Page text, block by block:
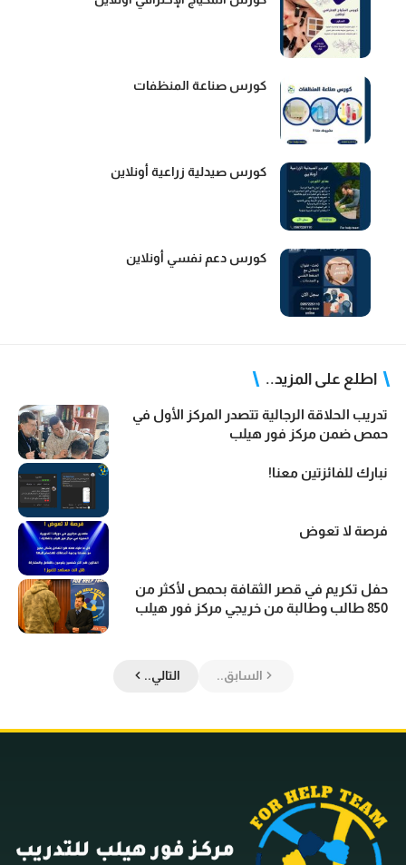
كورس صناعة المنظفات
كورس صيدلية زراعية أونلاين
كورس دعم نفسي أونلاين
اطلع على المزيد..
تدريب الحلاقة الرجالية تتصدر المركز الأول في
حمص ضمن مركز فور هيلب
نبارك للفائزتين معنا!
فرصة لا تعوض
حفل تكريم في قصر الثقافة بحمص لأكثر من
850 طالب وطالبة من خريجي مركز فور هيلب
السابق.. التالي..